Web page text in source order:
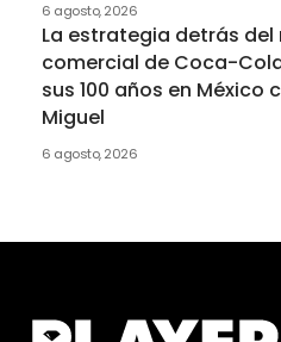
6 agosto, 2026
La estrategia detrás del
comercial de Coca-
sus 100 años en México
Miguel
6 agosto, 2026